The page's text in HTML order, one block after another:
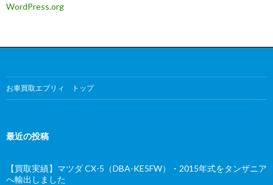
WordPress.org
お車買取エブリィ トップ
最近の投稿
【買取実績】マツダ CX-5（DBA-KE5FW）・2015年式をタンザニア
へ輸出しました